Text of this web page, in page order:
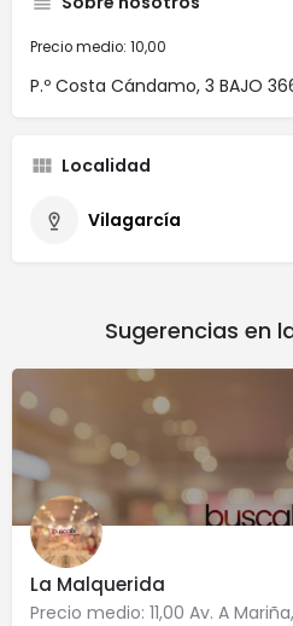
Precio medio: 10,00
P.º Costa Cándamo, 3 BAJO
Localidad
Vilagarcía
Sugerencias en
La Malquerida
Precio medio: 11,00 Av. A